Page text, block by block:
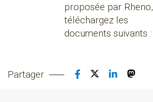
proposée par Rheno,
téléchargez les
documents suivants :
Partager